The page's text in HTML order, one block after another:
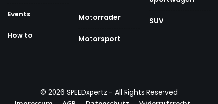
Events
How to
Motorräder
Motorsport
SUV
© 2026 SPEEDxpertz - All Rights Reserved